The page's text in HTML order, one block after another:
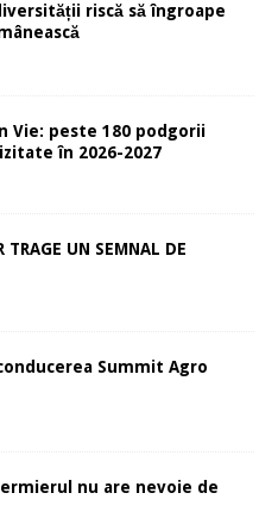
riscă să îngroape
Vie: peste 180 podgorii
în 2026-2027
TRAGE UN SEMNAL DE
Summit Agro
nu are nevoie de